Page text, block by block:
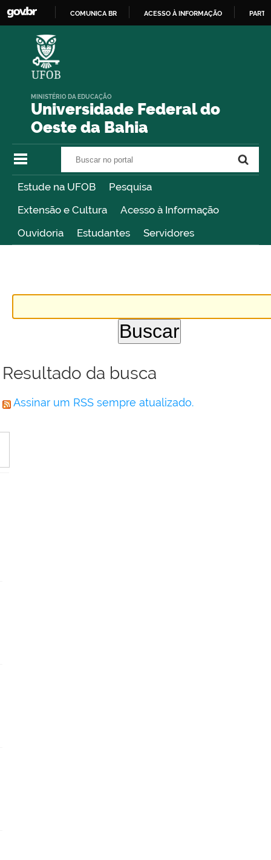
COMUNICA BR ACESSO À INFORMAÇÃO
Universidade Federal do
Oeste da Bahia
MINISTÉRIO DA EDUCAÇÃO
Estude na UFOB
Pesquisa
Extensão e Cultura
Acesso à Informação
Ouvidoria
Estudantes Servidores
Resultado da busca
Assinar um RSS sempre atualizado.